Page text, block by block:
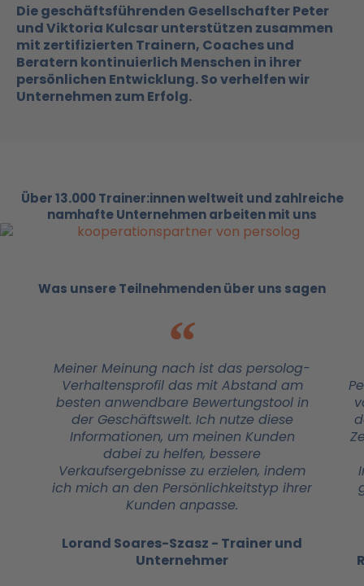
Die geschäftsführenden Gesellschafter Peter
und Viktoria Kulcsar unterstützen zusammen
mit zertifizierten Trainern, Coaches und
Beratern kontinuierlich Menschen in ihrer
persönlichen Entwicklung. So verhelfen wir
Unternehmen zum Erfolg.
Über 13.000 Trainer:innen weltweit und zahlreiche
namhafte Unternehmen arbeiten mit uns
Was unsere Teilnehmenden über uns sagen
Meiner Meinung nach ist das persolog-
Verhaltensprofil das mit Abstand am
besten anwendbare Bewertungstool in
der Geschäftswelt. Ich nutze diese
Informationen, um meinen Kunden
dabei zu helfen, bessere
Verkaufsergebnisse zu erzielen, indem
ich mich an den Persönlichkeitstyp ihrer
Kunden anpasse.
Lorand Soares-Szasz - Trainer und
Unternehmer